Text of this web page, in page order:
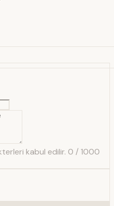
kabul edilir. 0 / 1000